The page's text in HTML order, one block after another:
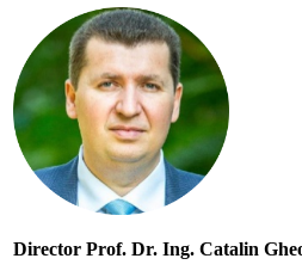
Director Prof. Dr. Ing. Catalin